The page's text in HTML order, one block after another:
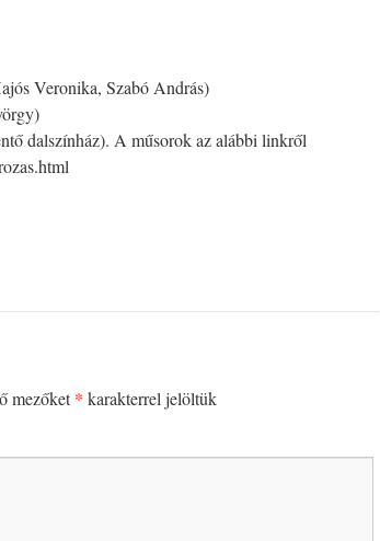
Veronika, Szabó András)
dalszínház). A műsorok az alábbi linkről
mezőket* karakterrel jelöltük